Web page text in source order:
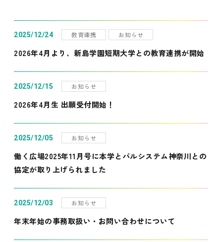
2025/12/24 教育連携 お知らせ
2026年4月より、新島学園短期大学との教育連携が開始
2025/12/15 お知らせ
2026年4月生 出願受付開始！
2025/12/05 お知らせ
働く広場2025年11月号に本学とパルシステム神奈川との
協定が取り上げられました
2025/12/03 お知らせ
年末年始の事務取扱い・お問い合わせについて